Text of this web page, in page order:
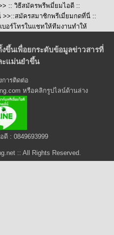
:: วิธีสมัครพรีพมี่ยมไอดี ::
>>::สมัครสมาชิกพรีเมี่ยมกดที่นี่ ::
บอร์โทรในแชทให้ทีมงานทำให้
ขึ้นเพื่อยกระดับข้อมูลข่าวสารที่
ะแม่นยำขึ้น
การติดต่อ
หรือคลิกรูปไลน์ด้านล่าง
ดี : 0849693999
:: All Rights Reserved.